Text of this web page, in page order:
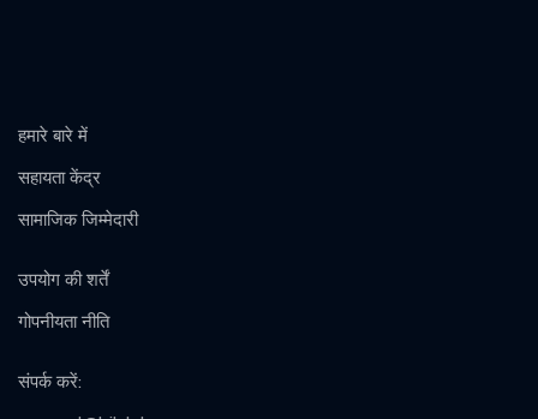
हमारे बारे में
सहायता केंद्र
सामाजिक जिम्मेदारी
उपयोग की शर्तें
गोपनीयता नीति
संपर्क करें: